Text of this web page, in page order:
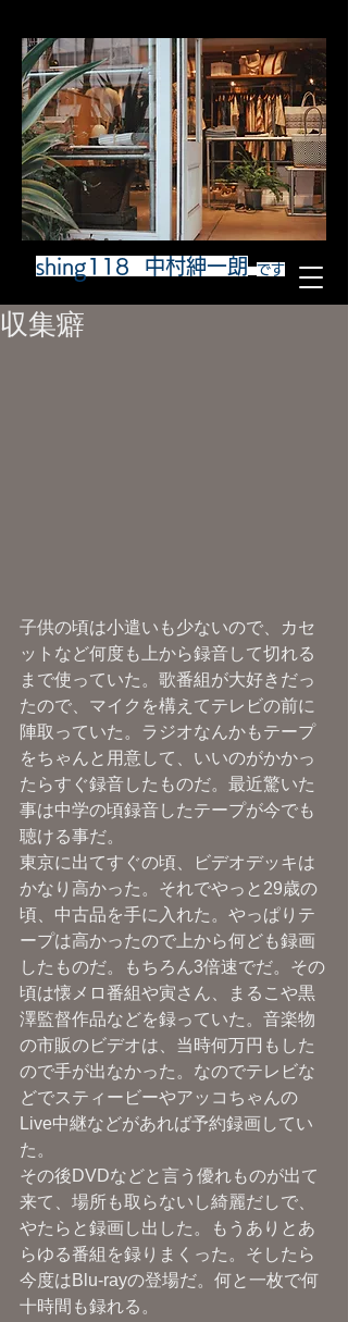
shing118 中村紳一朗 です
収集癖
子供の頃は小遣いも少ないので、カセ
ットなど何度も上から録音して切れる
まで使っていた。歌番組が大好きだっ
たので、マイクを構えてテレビの前に
陣取っていた。ラジオなんかもテープ
をちゃんと用意して、いいのがかかっ
たらすぐ録音したものだ。最近驚いた
事は中学の頃録音したテープが今でも
聴ける事だ。
東京に出てすぐの頃、ビデオデッキは
かなり高かった。それでやっと29歳の
頃、中古品を手に入れた。やっぱりテ
ープは高かったので上から何ども録画
したものだ。もちろん3倍速でだ。その
頃は懐メロ番組や寅さん、まるこや黒
澤監督作品などを録っていた。音楽物
の市販のビデオは、当時何万円もした
ので手が出なかった。なのでテレビな
どでスティービーやアッコちゃんの
Live中継などがあれば予約録画してい
た。
その後DVDなどと言う優れものが出て
来て、場所も取らないし綺麗だしで、
やたらと録画し出した。もうありとあ
らゆる番組を録りまくった。そしたら
今度はBlu-rayの登場だ。何と一枚で何
十時間も録れる。